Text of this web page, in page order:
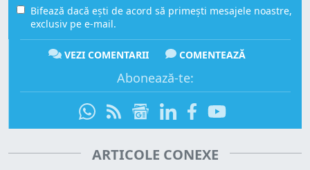
Bifează dacă ești de acord să primești mesajele noastre,
exclusiv pe e-mail.
VEZI COMENTARII COMENTEAZĂ
Abonează-te:
ARTICOLE CONEXE